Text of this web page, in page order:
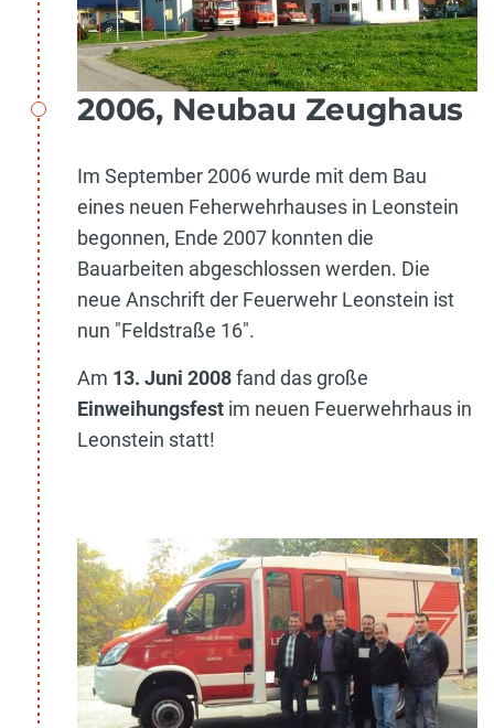
2006, Neubau Zeughaus
Im September 2006 wurde mit dem Bau
eines neuen Feherwehrhauses in Leonstein
begonnen, Ende 2007 konnten die
Bauarbeiten abgeschlossen werden. Die
neue Anschrift der Feuerwehr Leonstein ist
nun "Feldstraße 16".
Am 13. Juni 2008fand das große
Einweihungsfest im neuen Feuerwehrhaus in
Leonstein statt!